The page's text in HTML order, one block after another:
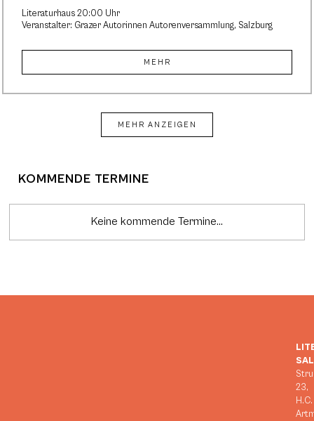
Literaturhaus 20:00 Uhr
Veranstalter: Grazer Autorinnen Autorenversammlung, Salzburg
MEHR
MEHR ANZEIGEN
KOMMENDE TERMINE
Keine kommende Termine...
23,
H.C.